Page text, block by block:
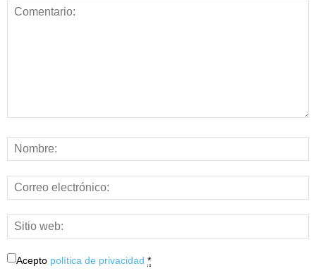
Acepto política de privacidad *